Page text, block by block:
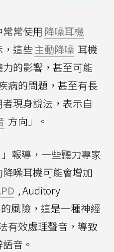
常使用 降噪耳機
這些主動降噪 耳機
的影響，甚至可能
病的問題，甚至有長
現身說法，表示自
方向」。
」報導，一些聽力專家
噪耳機可能會增加
, Auditory
風險，這是一種神經
有效處理聲音，導致
音。